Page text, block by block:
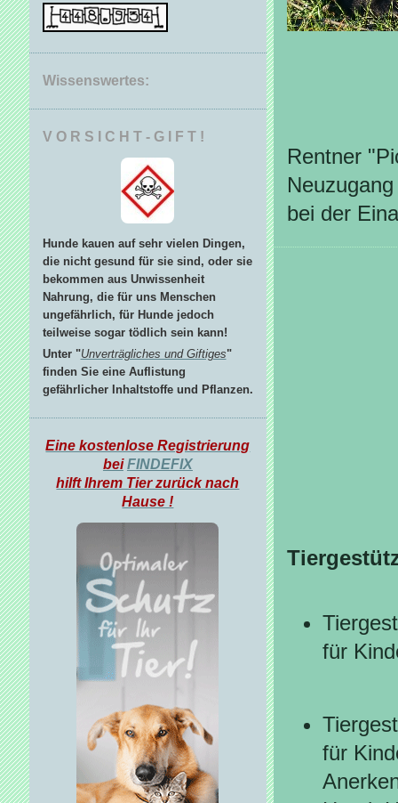
Rentner
Neuzugang
bei der
für
für
Wissenswertes:
V O R S I C H T - G I F T !
Hunde kauen auf sehr vielen Dingen,
die nicht gesund für sie sind, oder sie
bekommen aus Unwissenheit
Nahrung, die für uns Menschen
ungefährlich, für Hunde jedoch
teilweise sogar tödlich sein kann!
Unter "Unverträgliches und Giftiges"
finden Sie eine Auflistung
gefährlicher Inhaltstoffe und Pflanzen.
Eine kostenlose Registrierung
bei FINDEFIX
hilft Ihrem Tier zurück nach
Hause !